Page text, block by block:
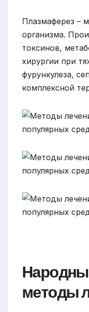
Плазмаферез –
организма.
токсинов,
хирургии при
фурункулеза,
комплексной
методы